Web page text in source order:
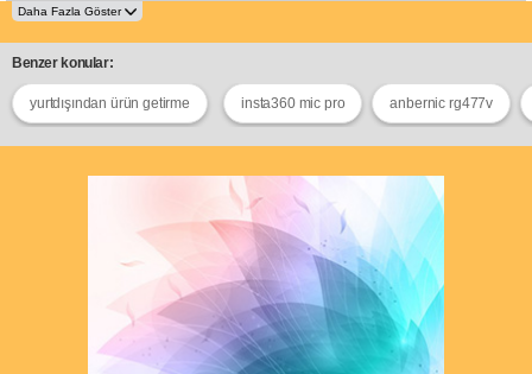
Benzer konular:
yurtdışından ürün getirme insta360 mic pro anbernic rg477v